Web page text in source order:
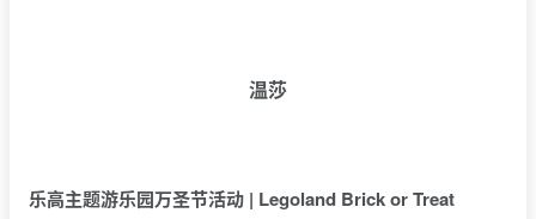
温莎
乐高主题游乐园万圣节活动 | Legoland Brick or Treat